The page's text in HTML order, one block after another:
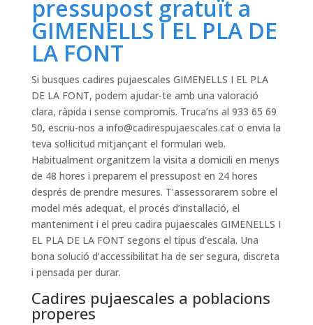
pressupost gratuït a
GIMENELLS I EL PLA DE
LA FONT
Si busques cadires pujaescales GIMENELLS I EL PLA
DE LA FONT, podem ajudar-te amb una valoració
clara, ràpida i sense compromís. Truca’ns al 933 65 69
50, escriu-nos a info@cadirespujaescales.cato envia la
teva sol·licitud mitjançant el formulari web.
Habitualment organitzem la visita a domicili en menys
de 48 hores i preparem el pressupost en 24 hores
després de prendre mesures. T’assessorarem sobre el
model més adequat, el procés d’instal·lació, el
manteniment i el preu cadira pujaescales GIMENELLS I
EL PLA DE LA FONT segons el tipus d’escala. Una
bona solució d’accessibilitat ha de ser segura, discreta
i pensada per durar.
Cadires pujaescales a poblacions
properes